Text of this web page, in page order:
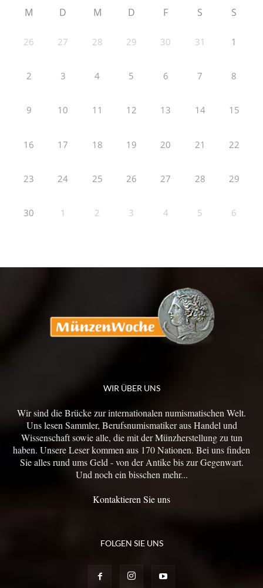
M D M D F S S
26 27 28 29 30 31 1
2 3 4 5 6 7 8
9 10 11 12 13 14 15
16 17 18 19 20 21 22
23 24 25 26 27 28 29
30 1 2 3 4 5 6
WIR ÜBER UNS
Wir sind die Brücke zur internationalen numismatischen Welt.
Uns lesen Sammler, Berufsnumismatiker aus Handel und
Wissenschaft sowie alle, die mit der Münzherstellung zu tun
haben. Unsere Leser kommen aus 170 Nationen. Bei uns finden
Sie alles rund ums Geld - von der Antike bis zur Gegenwart.
Und noch ein bisschen mehr...
Kontaktieren Sie uns
FOLGEN SIE UNS